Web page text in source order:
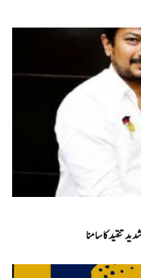
تنقید کا سامنا